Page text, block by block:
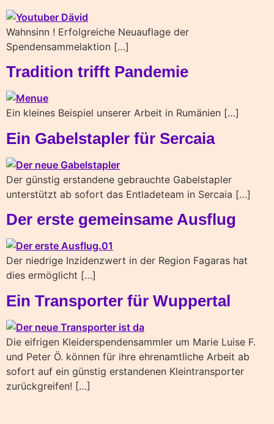
Wahnsinn ! Erfolgreiche Neuauflage der
Spendensammelaktion […]
Tradition trifft Pandemie
Ein kleines Beispiel unserer Arbeit in Rumänien […]
Ein Gabelstapler für Sercaia
Der günstig erstandene gebrauchte Gabelstapler
unterstützt ab sofort das Entladeteam in Sercaia […]
Der erste gemeinsame Ausflug
Der niedrige Inzidenzwert in der Region Fagaras hat
dies ermöglicht […]
Ein Transporter für Wuppertal
Die eifrigen Kleiderspendensammler um Marie Luise F.
und Peter Ö. können für ihre ehrenamtliche Arbeit ab
sofort auf ein günstig erstandenen Kleintransporter
zurückgreifen! […]